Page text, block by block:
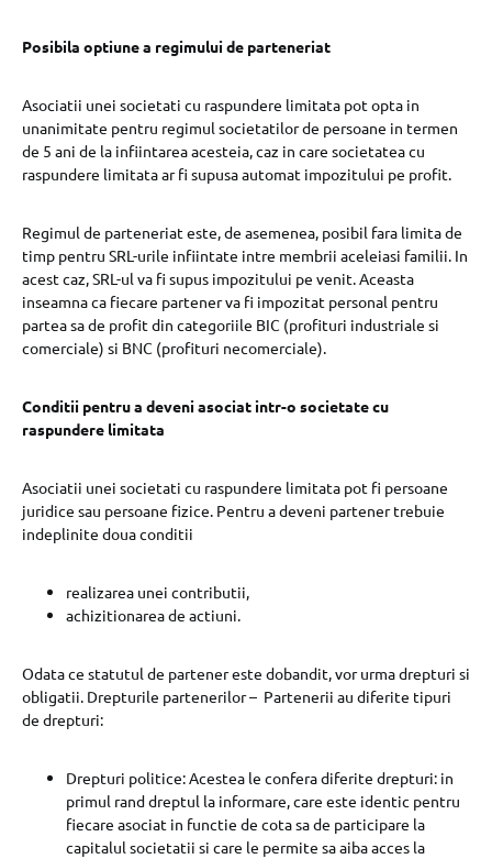
Posibila optiune a regimului de parteneriat
Asociatii unei societati cu raspundere limitata pot opta in
unanimitate pentru regimul societatilor de persoane in termen
de 5 ani de la infiintarea acesteia, caz in care societatea cu
raspundere limitata ar fi supusa automat impozitului pe profit.
Regimul de parteneriat este, de asemenea, posibil fara limita de
timp pentru SRL-urile infiintate intre membrii aceleiasi familii. In
acest caz, SRL-ul va fi supus impozitului pe venit. Aceasta
inseamna ca fiecare partener va fi impozitat personal pentru
partea sa de profit din categoriile BIC (profituri industriale si
comerciale) si BNC (profituri necomerciale).
Conditii pentru a deveni asociat intr-o societate cu
raspundere limitata
Asociatii unei societati cu raspundere limitata pot fi persoane
juridice sau persoane fizice. Pentru a deveni partener trebuie
indeplinite doua conditii
realizarea unei contributii,
achizitionarea de actiuni.
Odata ce statutul de partener este dobandit, vor urma drepturi si
obligatii. Drepturile partenerilor – Partenerii au diferite tipuri
de drepturi:
Drepturi politice: Acestea le confera diferite drepturi: in
primul rand dreptul la informare, care este identic pentru
fiecare asociat in functie de cota sa de participare la
capitalul societatii si care le permite sa aiba acces la